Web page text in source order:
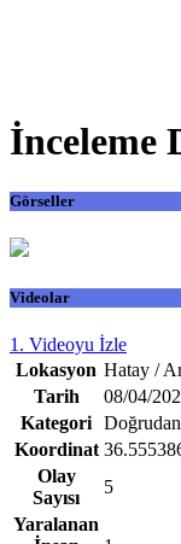
İnceleme
Görseller
Videolar
1. Videoyu İzle
Lokasyon Hatay /
Tarih
08/04/
Kategori Doğrudan
Koordinat
Olay
Sayısı
5
Yaralanan